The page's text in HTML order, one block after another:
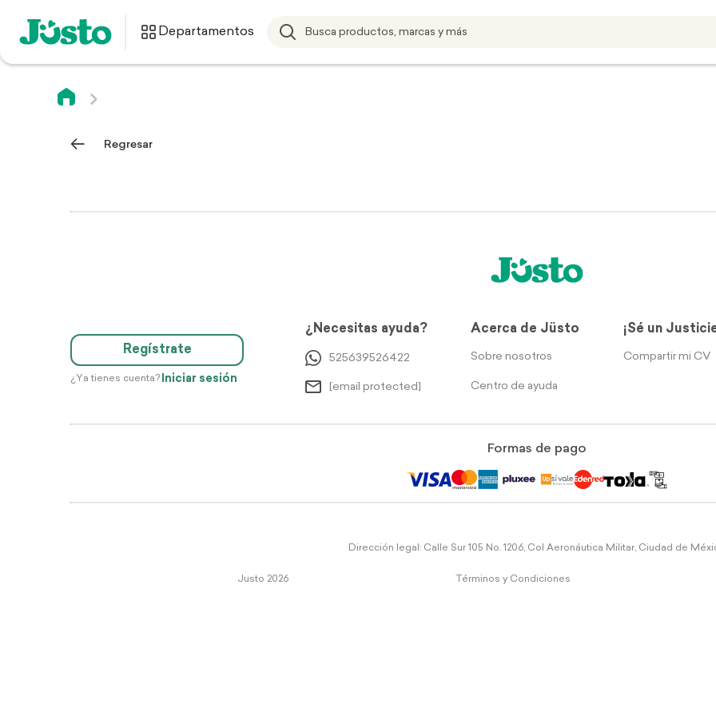
Departamentos
Regresar
Regístrate
¿Ya tienes cuenta? Iniciar sesión
¿Necesitas ayuda?
525639526422
[email protected]
Acerca de Jüsto
Sobre nosotros
Centro de ayuda
¡Sé un
Compartir mi CV
Formas de pago
Dirección legal: Calle Sur 105 No. 1206, Col Aeronáutica Militar, Ciudad de
Justo 2026 Términos y Condiciones